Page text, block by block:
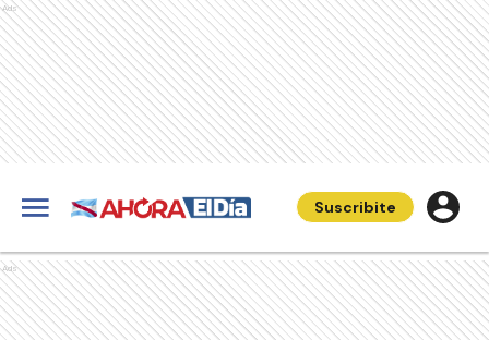
Ads
Suscribite
Ads